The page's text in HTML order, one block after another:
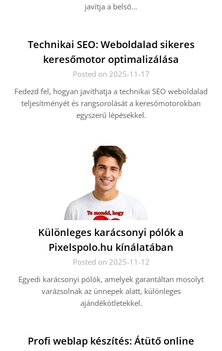
javítja a belső…
Technikai SEO: Weboldalad sikeres
keresőmotor optimalizálása
Posted on 2025-11-17
Fedezd fel, hogyan javíthatja a technikai SEO weboldalad
teljesítményét és rangsorolását a keresőmotorokban
egyszerű lépésekkel.
Különleges karácsonyi pólók a
Pixelspolo.hu kínálatában
Posted on 2025-11-12
Egyedi karácsonyi pólók, amelyek garantáltan mosolyt
varázsolnak az ünnepek alatt, különleges
ajándékötletekkel.
Profi weblap készítés: Átütő online